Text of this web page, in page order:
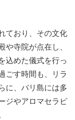
ており、その文化
や寺院が点在し、
込めた儀式を行っ
ごす時間も、リラ
に、バリ島には多
ジやアロマセラピ